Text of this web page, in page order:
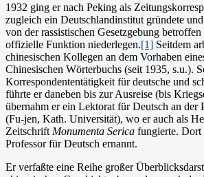
1932 ging er nach Peking als
zugleich ein Deutschlandinstitut gründete
von der rassistischen Gesetzgebung
offizielle Funktion niederlegen.[1] Seitdem
chinesischen Kollegen an dem Vorhaben
Chinesischen Wörterbuchs (seit 1935, s.u.).
Korrespondententätigkeit für deutsche und
führte er daneben bis zur Ausreise (bis
übernahm er ein Lektorat für Deutsch an der
(Fu-jen, Kath. Universität), wo er auch als
Zeitschrift Monumenta Serica fungierte. Dort
Professor für Deutsch ernannt.
Er verfaßte eine Reihe großer